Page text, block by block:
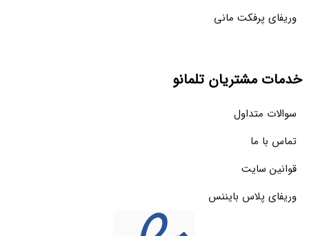
وریفای پرفکت مانی
خدمات مشتریان تلمانو
سوالات متداول
تماس با ما
قوانین سایت
وریفای پلاس بایننس